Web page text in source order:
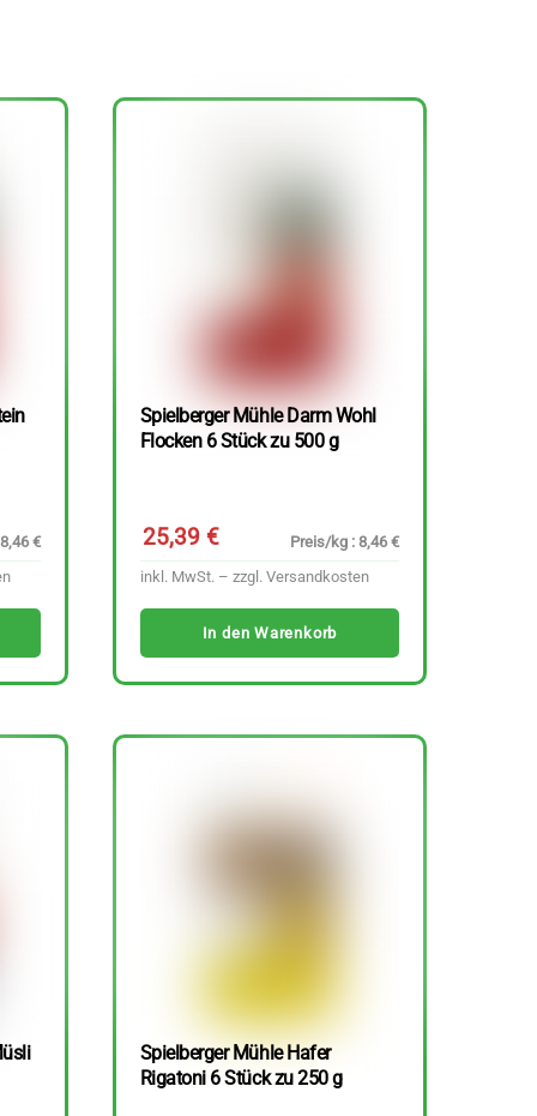
€
Spielberger Mühle Darm Wohl
Flocken 6 Stück zu 500 g
25,39€
Preis/kg : 8,46 €
inkl. MwSt. – zzgl. Versandkosten
In den Warenkorb
Spielberger Mühle Hafer
Rigatoni 6 Stück zu 250 g